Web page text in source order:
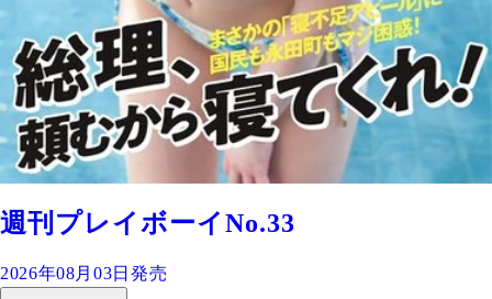
週刊プレイボーイNo.33
2026年08月03日発売